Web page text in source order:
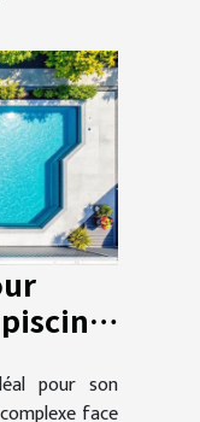
pour son
face